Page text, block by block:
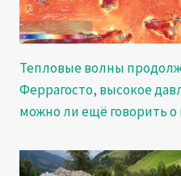
Тепловые волны
Феррагосто, высокое
можно ли ещё говорить о